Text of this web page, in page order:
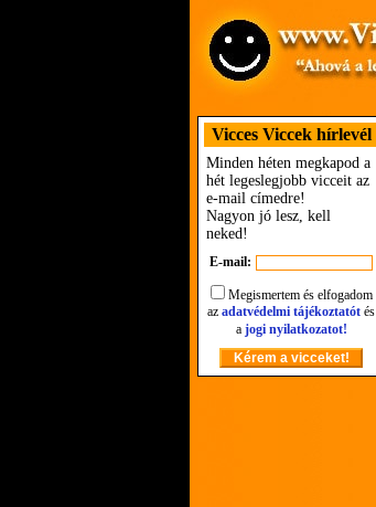
Vicces Viccek hírlevél
Minden héten megkapod a
hét legeslegjobb vicceit az
e-mail címedre!
Nagyon jó lesz, kell
neked!
E-mail:
Megismertem és elfogadom
az adatvédelmi tájékoztatót és
a jogi nyilatkozatot!